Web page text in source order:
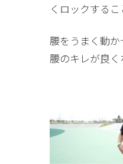
くロックするこ
腰をうまく動
腰のキレが良